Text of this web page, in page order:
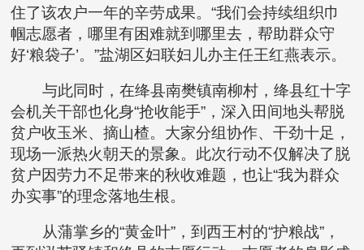
住了该农户一年的辛劳成果。“我们会持续组织巾
帼志愿者，哪里有困难就到哪里去，帮助群众守
好‘粮袋子’。”盐湖区妇联妇儿办主任王红燕表示。
与此同时，在绛县南樊镇南柳村，绛县红十字
会机关干部也化身“抢收能手”，深入田间地头帮脱
贫户收玉米、摘山楂。大家分组协作、干劲十足，
现场一派热火朝天的景象。此次行动不仅解决了脱
贫户因劳力不足带来的秋收难题，也让“我为群众
办实事”的理念落地生根。
从蒲掌乡的“黄金叶”，到西王村的“护粮战”，